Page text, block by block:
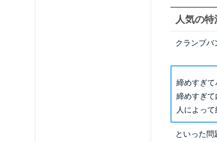
人気の
クランプ
締めすぎ
締めすぎ
人によっ
といった